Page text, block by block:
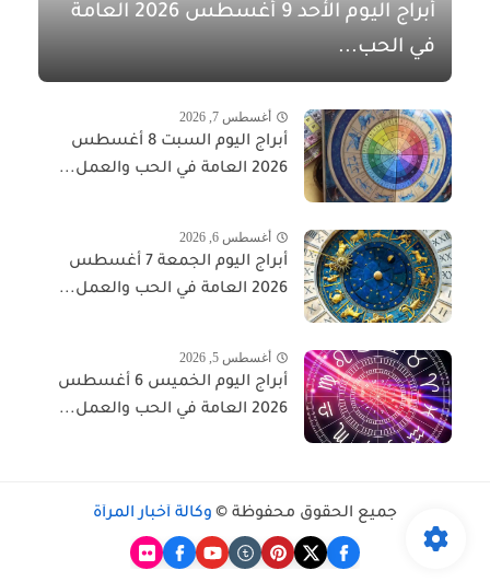
أبراج اليوم الأحد 9 أغسطس 2026 العامة
في الحب...
أغسطس 7, 2026
أبراج اليوم السبت 8 أغسطس
2026 العامة في الحب والعمل...
أغسطس 6, 2026
أبراج اليوم الجمعة 7 أغسطس
2026 العامة في الحب والعمل...
أغسطس 5, 2026
أبراج اليوم الخميس 6 أغسطس
2026 العامة في الحب والعمل...
جميع الحقوق محفوظة © وكالة أخبار المرأة